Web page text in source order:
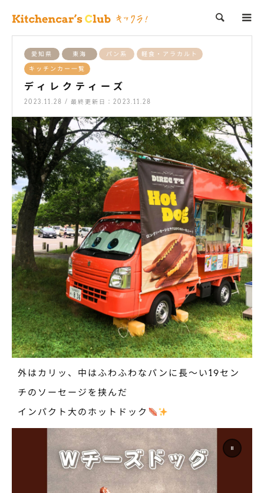
検索
愛知県 東海 パン系 軽食・アラカルト
キッチンカー一覧
ディレクティーズ
2023.11.28 / 最終更新日：2023.11.28
外はカリッ、中はふわふわなパンに長〜い19セン
チのソーセージを挟んだ
インパクト大のホットドック